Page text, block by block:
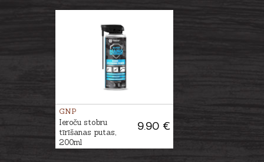
GNP
9.90 €
Ieroču stobru
tīrīšanas putas,
200ml